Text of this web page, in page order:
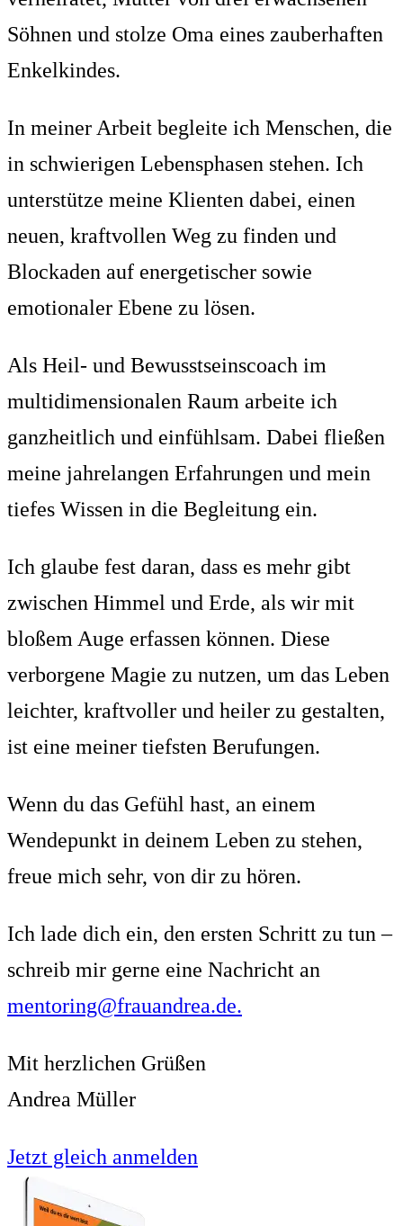
Söhnen und stolze Oma eines zauberhaften
Enkelkindes.
In meiner Arbeit begleite ich Menschen, die
in schwierigen Lebensphasen stehen. Ich
unterstütze meine Klienten dabei, einen
neuen, kraftvollen Weg zu finden und
Blockaden auf energetischer sowie
emotionaler Ebene zu lösen.
Als Heil- und Bewusstseinscoach im
multidimensionalen Raum arbeite ich
ganzheitlich und einfühlsam. Dabei fließen
meine jahrelangen Erfahrungen und mein
tiefes Wissen in die Begleitung ein.
Ich glaube fest daran, dass es mehr gibt
zwischen Himmel und Erde, als wir mit
bloßem Auge erfassen können. Diese
verborgene Magie zu nutzen, um das Leben
leichter, kraftvoller und heiler zu gestalten,
ist eine meiner tiefsten Berufungen.
Wenn du das Gefühl hast, an einem
Wendepunkt in deinem Leben zu stehen,
freue mich sehr, von dir zu hören.
Ich lade dich ein, den ersten Schritt zu tun –
schreib mir gerne eine Nachricht an
mentoring@frauandrea.de.
Mit herzlichen Grüßen
Andrea Müller
Jetzt gleich anmelden